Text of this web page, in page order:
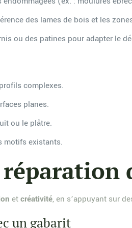
des lames de bois et les
ou des patines pour adapter le
complexes.
planes.
ou le plâtre.
motifs existants.
etcréativité, en s’appuyant sur
un gabarit